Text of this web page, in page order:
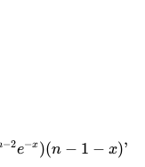
−2e−x)(n − 1 − x)’